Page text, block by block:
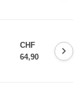
CHF
64,90